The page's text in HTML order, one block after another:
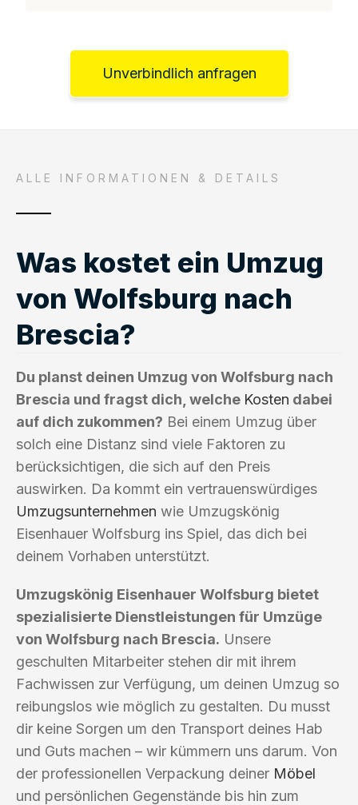
Unverbindlich anfragen
ALLE INFORMATIONEN & DETAILS
Was kostet ein Umzug
von Wolfsburg nach
Brescia?
Du planst deinen Umzug von Wolfsburg nach
Brescia und fragst dich, welche Kosten dabei
auf dich zukommen? Bei einem Umzug über
solch eine Distanz sind viele Faktoren zu
berücksichtigen, die sich auf den Preis
auswirken. Da kommt ein vertrauenswürdiges
Umzugsunternehmen wie Umzugskönig
Eisenhauer Wolfsburg ins Spiel, das dich bei
deinem Vorhaben unterstützt.
Umzugskönig Eisenhauer Wolfsburg bietet
spezialisierte Dienstleistungen für Umzüge
von Wolfsburg nach Brescia. Unsere
geschulten Mitarbeiter stehen dir mit ihrem
Fachwissen zur Verfügung, um deinen Umzug so
reibungslos wie möglich zu gestalten. Du musst
dir keine Sorgen um den Transport deines Hab
und Guts machen – wir kümmern uns darum. Von
der professionellen Verpackung deiner Möbel
und persönlichen Gegenstände bis hin zum